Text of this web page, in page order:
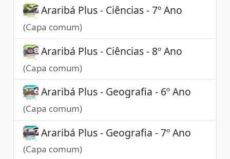
Araribá Plus - Ciências - 7º Ano
(Capa comum)
Araribá Plus - Ciências - 8º Ano
(Capa comum)
Araribá Plus - Geografia - 6º Ano
(Capa comum)
Araribá Plus - Geografia - 7º Ano
(Capa comum)